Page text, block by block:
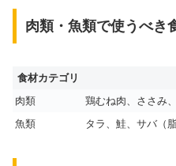
肉類・魚類で使うべき
食材カテゴリ
肉類
鶏むね肉、ささみ
魚類
タラ、鮭、サバ（